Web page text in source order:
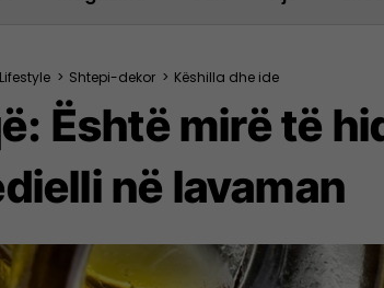
Lifestyle > Shtepi-dekor > Këshilla dhe ide
Është mirë të
në lavaman